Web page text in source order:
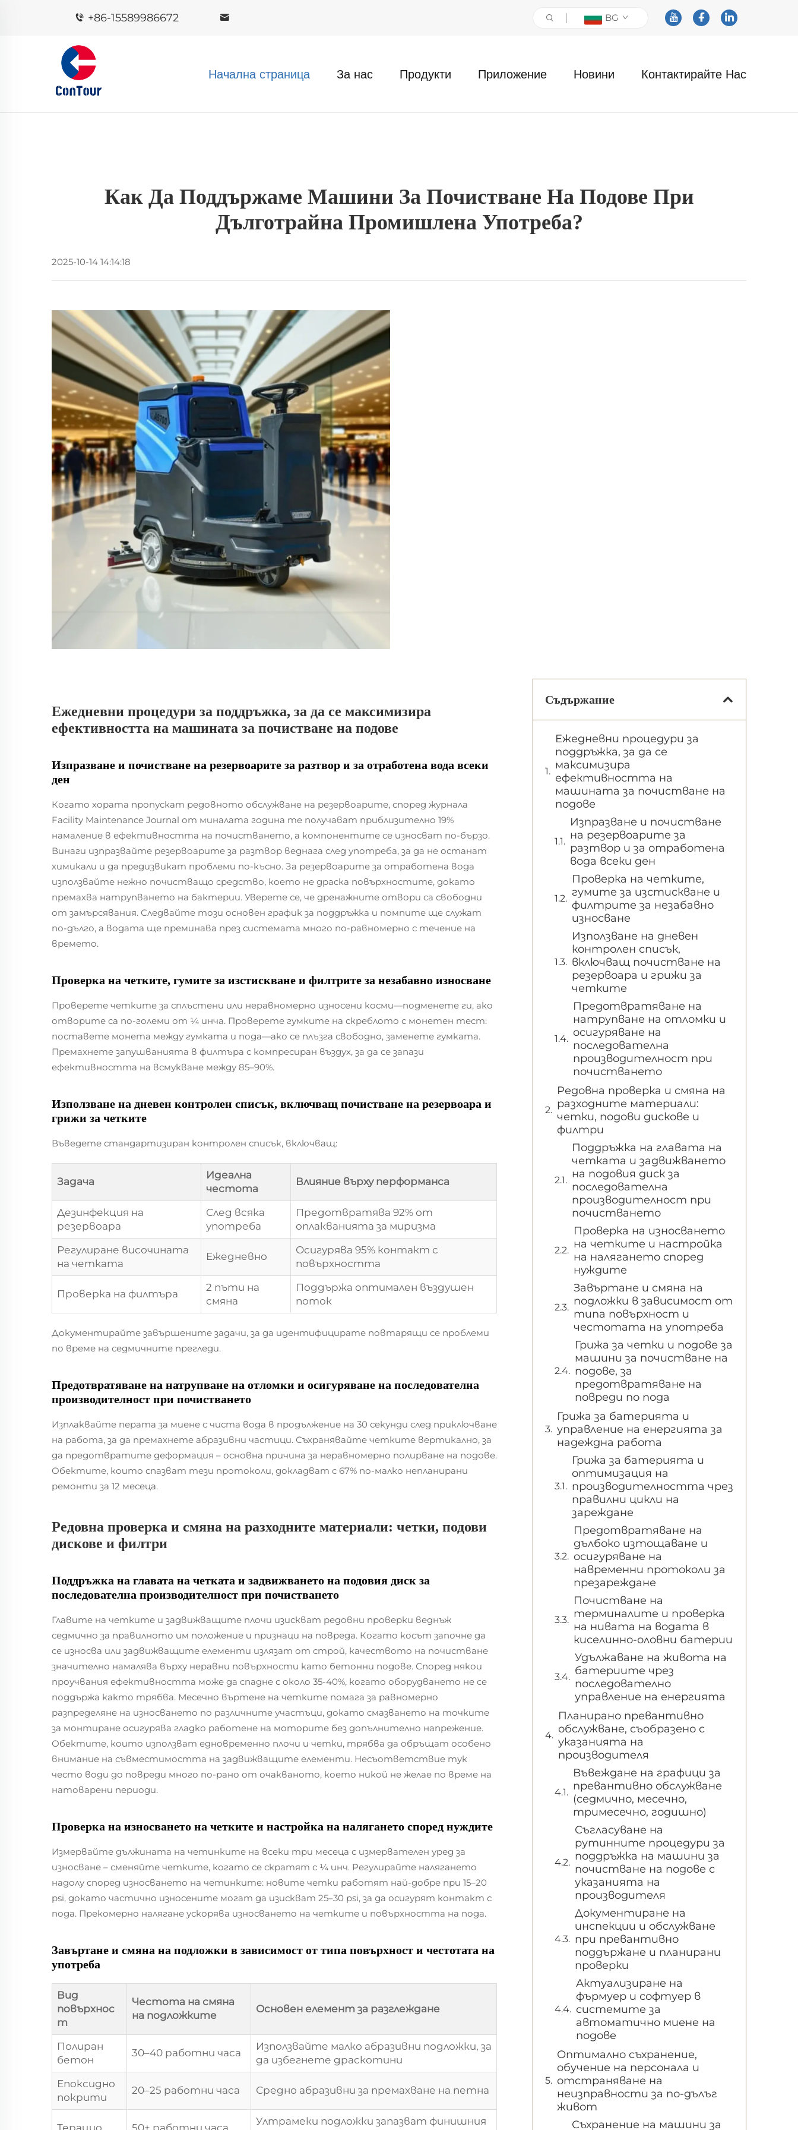
+86-15589986672 BG
Начална страница За нас Продукти Приложение Новини Контактирайте Нас
Как Да Поддържаме Машини За Почистване На Подове При
Дълготрайна Промишлена Употреба?
2025-10-14 14:14:18
Ежедневни процедури за поддръжка, за да се максимизира
ефективността на машината за почистване на подове
Изпразване и почистване на резервоарите за разтвор и за отработена вода всеки
ден
Когато хората пропускат редовното обслужване на резервоарите, според журнала
Facility Maintenance Journal от миналата година те получават приблизително 19%
намаление в ефективността на почистването, а компонентите се износват по-бързо.
Винаги изпразвайте резервоарите за разтвор веднага след употреба, за да не останат
химикали и да предизвикат проблеми по-късно. За резервоарите за отработена вода
използвайте нежно почистващо средство, което не драска повърхностите, докато
премахва натрупването на бактерии. Уверете се, че дренажните отвори са свободни
от замърсявания. Следвайте този основен график за поддръжка и помпите ще служат
по-дълго, а водата ще преминава през системата много по-равномерно с течение на
времето.
Проверка на четките, гумите за изстискване и филтрите за незабавно износване
Проверете четките за сплъстени или неравномерно износени косми—подменете ги, ако
отворите са по-големи от ¼ инча. Проверете гумките на скреблото с монетен тест:
поставете монета между гумката и пода—ако се плъзга свободно, заменете гумката.
Премахнете запушванията в филтъра с компресиран въздух, за да се запази
ефективността на всмукване между 85–90%.
Използване на дневен контролен списък, включващ почистване на резервоара и
грижи за четките
Въведете стандартизиран контролен списък, включващ:
Задача
Идеална
честота
Влияние върху перформанса
Дезинфекция на
резервоара
След всяка
употреба
Предотвратява 92% от
оплакванията за миризма
Регулиране височината
на четката
Ежедневно
Осигурява 95% контакт с
повърхността
Проверка на филтъра
2 пъти на
смяна
Поддържа оптимален въздушен
поток
Документирайте завършените задачи, за да идентифицирате повтарящи се проблеми
по време на седмичните прегледи.
Предотвратяване на натрупване на отломки и осигуряване на последователна
производителност при почистването
Изплаквайте перата за миене с чиста вода в продължение на 30 секунди след приключване
на работа, за да премахнете абразивни частици. Съхранявайте четките вертикално, за
да предотвратите деформация – основна причина за неравномерно полирване на подове.
Обектите, които спазват тези протоколи, докладват с 67% по-малко непланирани
ремонти за 12 месеца.
Редовна проверка и смяна на разходните материали: четки, подови
дискове и филтри
Поддръжка на главата на четката и задвижването на подовия диск за
последователна производителност при почистването
Главите на четките и задвижващите плочи изискват редовни проверки веднъж
седмично за правилното им положение и признаци на повреда. Когато косът започне да
се износва или задвижващите елементи излязат от строй, качеството на почистване
значително намалява върху неравни повърхности като бетонни подове. Според някои
проучвания ефективността може да спадне с около 35-40%, когато оборудването не се
поддържа както трябва. Месечно въртене на четките помага за равномерно
разпределяне на износването по различните участъци, докато смазването на точките
за монтиране осигурява гладко работене на моторите без допълнително напрежение.
Обектите, които използват едновременно плочи и четки, трябва да обръщат особено
внимание на съвместимостта на задвижващите елементи. Несъответствие тук
често води до повреди много по-рано от очакваното, което никой не желае по време на
натоварени периоди.
Проверка на износването на четките и настройка на налягането според нуждите
Измервайте дължината на четинките на всеки три месеца с измервателен уред за
износване – сменяйте четките, когато се скратят с ¼ инч. Регулирайте налягането
надолу според износването на четинките: новите четки работят най-добре при 15–20
psi, докато частично износените могат да изискват 25–30 psi, за да осигурят контакт с
пода. Прекомерно налягане ускорява износването на четките и повърхността на пода.
Завъртане и смяна на подложки в зависимост от типа повърхност и честотата на
употреба
Вид
повърхнос
т
Честота на смяна
на подложките
Основен елемент за разглеждане
Полиран
бетон
30–40 работни часа
Използвайте малко абразивни подложки, за
да избегнете драскотини
Епоксидно
покрити
20–25 работни часа Средно абразивни за премахване на петна
Терацио 50+ работни часа
Ултрамеки подложки запазват финишния
Съдържание
Ежедневни процедури за
поддръжка, за да се
максимизира
ефективността на
машината за почистване на
подове
Изпразване и почистване
на резервоарите за
разтвор и за отработена
вода всеки ден
Проверка на четките,
гумите за изстискване и
филтрите за незабавно
износване
Използване на дневен
контролен списък,
включващ почистване на
резервоара и грижи за
четките
Предотвратяване на
натрупване на отломки и
осигуряване на
последователна
производителност при
почистването
Редовна проверка и смяна на
разходните материали:
четки, подови дискове и
филтри
Поддръжка на главата на
четката и задвижването
на подовия диск за
последователна
производителност при
почистването
Проверка на износването
на четките и настройка
на налягането според
нуждите
Завъртане и смяна на
подложки в зависимост от
типа повърхност и
честотата на употреба
Грижа за четки и подове за
машини за почистване на
подове, за
предотвратяване на
повреди по пода
Грижа за батерията и
управление на енергията за
надеждна работа
Грижа за батерията и
оптимизация на
производителността чрез
правилни цикли на
зареждане
Предотвратяване на
дълбоко изтощаване и
осигуряване на
навременни протоколи за
презареждане
Почистване на
терминалите и проверка
на нивата на водата в
киселинно-оловни батерии
Удължаване на живота на
батериите чрез
последователно
управление на енергията
Планирано превантивно
обслужване, съобразено с
указанията на
производителя
Въвеждане на графици за
превантивно обслужване
(седмично, месечно,
тримесечно, годишно)
Съгласуване на
рутинните процедури за
поддръжка на машини за
почистване на подове с
указанията на
производителя
Документиране на
инспекции и обслужване
при превантивно
поддържане и планирани
проверки
Актуализиране на
фърмуер и софтуер в
системите за
автоматично миене на
подове
Оптимално съхранение,
обучение на персонала и
отстраняване на
неизправности за по-дълъг
живот
Съхранение на машини за